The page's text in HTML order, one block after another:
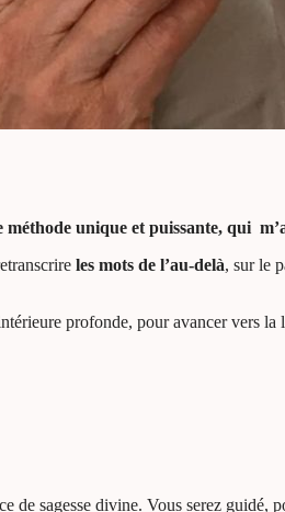
méthode unique et puissante, qui
les mots de l’au-delà, sur le
profonde, pour avancer vers la
de sagesse divine. Vous serez